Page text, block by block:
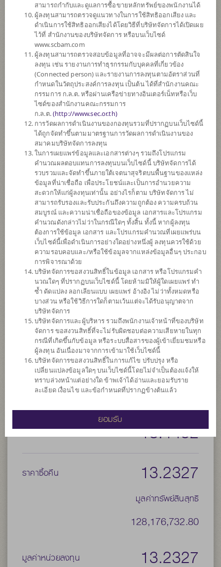
มูลค่าหน่วยลงทุน
13.2327
0.0813
ข้อมูล ณ วันที่ 5 ส.ค. 2569
*ตามสกุลเงินของกองทุน
ข้อมูลสรุป
ผลการดำเนินงาน
ข้อมูลการสั่งซื้อขาย
ดาวน์โหลด เอกสาร
ปฏิทิน วันหยุด
นโยบาย
เน้นลงทุนในหน่วยลงทุนของกองทุนรวมต่างประเทศเพียงกองทุนเดียว
(Feeder Fund) ได้แก่ JPMorgan Funds Asia Pacific Income Fund
(กองทุนหลัก) Class C (mth) USD กองทุนหลักลงทุนอย่างน้อย 67% ใน
ตราสารทุน ตราสารหนี้ หลักทรัพย์แปลงสภาพ ทรัสต์เพื่อการลงทุนใน
อสังหาริมทรัพย์ ของผู้ออกในภูมิภาคเอเชียแปซิฟิกยกเว้นประเทศญี่ปุ่น
กองทุนอาจลงทุนในสัญญาซื้อขายล่วงหน้า (Derivatives) เพื่อเพิ่ม
ประสิทธิภาพการบริหารการลงทุน (Efficient portfolio management)
และ/หรือการบริหารความเสี่ยง โดยป้องกันความเสี่ยงจากอัตราแลก
เปลี่ยน (Hedging) ตามดุลยพินิจของผู้จัดการกองทุน
ประเภทกองทุน กองทุนที่ลงทุนในต่างประเทศ
ประเภทกองทุนย่อย เน้นลงทุนแบบผสม
จำนวนเงินลงทุนโครงการ 30,000 ล้าน
วันที่จดทะเบียนกองทุน วันที่ 26 ต.ค. 2559
ราคาขาย 13.4452
ราคาซื้อคืน 13.2327
มูลค่าทรัพย์สินสุทธิ
128,176,732.80
มูลค่าหน่วยลงทุน 13.2327
สามารถกำกับและดูแลการซื้อขายหลักทรัพย์ของพนักงานได้
ผู้ลงทุนสามารถตรวจดูแนวทางในการใช้สิทธิออกเสียง และ
ดำเนินการใช้สิทธิออกเสียงได้โดยวิธีที่บริษัทจัดการได้เปิดเผย
ไว้ที่ สำนักงานของบริษัทจัดการ หรือบนเว็บไซด์
www.scbam.com
ผู้ลงทุนสามารถตรวจสอบข้อมูลที่อาจจะมีผลต่อการตัดสินใจ
ลงทุน เช่น รายงานการทำธุรกรรมกับบุคคลที่เกี่ยวข้อง
(Connected person) และรายงานการลงทุนตามอัตราส่วนที่
กำหนดในวัตถุประสงค์การลงทุน เป็นต้น ได้ที่สำนักงานคณะ
กรรมการ ก.ล.ต. หรือผ่านเครือข่ายทางอินเตอร์เน็ทหรือเว็บ
ไซด์ของสำนักงานคณะกรรมการ
ก.ล.ต.(http://www.sec.or.th)
การวัดผลการดำเนินงานของกองทุนรวมที่ปรากฏบนเว็บไซด์นี้
ได้ถูกจัดทำขึ้นตามมาตรฐานการวัดผลการดำเนินงานของ
สมาคมบริษัทจัดการลงทุน
ในการเผยแพร่ข้อมูลและเอกสารต่างๆ รวมถึงโปรแกรม
คำนวณผลตอบแทนการลงทุนบนเว็บไซด์นี้ บริษัทจัดการได้
รวบรวมและจัดทำขึ้นภายใต้เจตนาสุจริตบนพื้นฐานของแหล่ง
ข้อมูลที่น่าเชื่อถือ เพื่อประโยชน์และเป็นการอำนวยความ
สะดวกให้แก่ผู้ลงทุนเท่านั้น อย่างไรก็ตาม บริษัทจัดการ ไม่
สามารถรับรองและรับประกันถึงความถูกต้อง ความครบถ้วน
สมบูรณ์ และความน่าเชื่อถือของข้อมูล เอกสารและโปรแกรม
คำนวณดังกล่าวไม่ว่าในกรณีใดๆ ทั้งสิ้น ทั้งนี้ หากผู้ลงทุน
ต้องการใช้ข้อมูล เอกสาร และโปรแกรมคำนวณที่เผยแพร่บน
เว็บไซด์นี้เพื่อดำเนินการอย่างใดอย่างหนึ่งผู้ ลงทุนควรใช้ด้วย
ความรอบคอบและ/หรือใช้ข้อมูลจากแหล่งข้อมูลอื่นๆ ประกอบ
การพิจารณาด้วย
บริษัทจัดการขอสงวนสิทธิ์ในข้อมูล เอกสาร หรือโปรแกรมคำ
นวณใดๆ ที่ปรากฏบนเว็บไซด์นี้ โดยห้ามมิให้ผู้ใดเผยแพร่ ทำ
ซ้ำ ดัดแปลง ลอกเลียนแบบ เผยแพร่ อ้างอิง ไม่ว่าทั้งหมดหรือ
บางส่วน หรือใช้วิธีการใดก็ตามเว้นแต่จะได้รับอนุญาตจาก
บริษัทจัดการ
บริษัทจัดการและผู้บริหาร รวมถึงพนักงานเจ้าหน้าที่ของบริษัท
จัดการ ขอสงวนสิทธิ์ที่จะไม่รับผิดชอบต่อความเสียหายในทุก
กรณีที่เกิดขึ้นกับข้อมูล หรือระบบสื่อสารของผู้เข้าเยี่ยมชมหรือ
ผู้ลงทุน อันเนื่องมาจากการเข้ามาใช้เว็บไซด์นี้
บริษัทจัดการขอสงวนสิทธิ์ในการแก้ไข ปรับปรุง หรือ
เปลี่ยนแปลงข้อมูลใดๆ บนเว็บไซด์นี้โดยไม่จำเป็นต้องแจ้งให้
ทราบล่วงหน้าแต่อย่างใด ข้าพเจ้าได้อ่านและยอมรับราย
ละเอียด เงื่อนไข และข้อกำหนดที่ปรากฏข้างต้นแล้ว
ยอมรับ